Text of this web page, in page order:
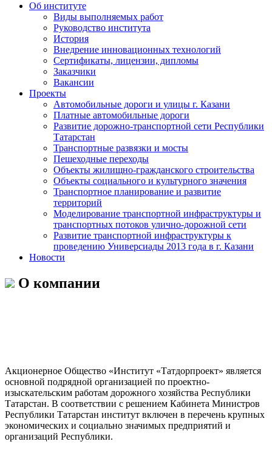
Об институте
Виды выполняемых работ
Руководство института
История
Внедрение инновационных технологий
Сертификаты, лицензии, дипломы
Заказчики
Вакансии
Проекты
Автомобильные дороги и улицы г. Казани
Платные автомобильные дороги
Развитие дорожно-транспортной сети Республики
Татарстан
Транспортные развязки и мосты
Пешеходные переходы
Объекты жилищно-гражданского строительства
Объекты социального и культурного значения
Транспортное планирование и развитие
территорий
Моделирование транспортной инфраструктуры и
транспортных потоков улично-дорожной сети
Развитие транспортной инфраструктуры к
проведению Универсиады 2013 года в г. Казани
Новости
О компании
Акционерное Общество «Институт «Татдорпроект» является
основной подрядной организацией по проектно-
изыскательским работам дорожного хозяйства Республики
Татарстан. В соответствии с решением Кабинета Министров
Республики Татарстан институт включен в перечень крупных
экономических и социально значимых предприятий и
организаций Республики.